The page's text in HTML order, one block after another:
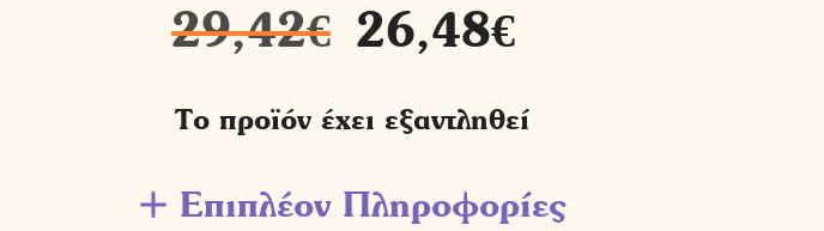
29,42€ 26,48€
Το προϊόν έχει εξαντληθεί
Επιπλέον Πληροφορίες